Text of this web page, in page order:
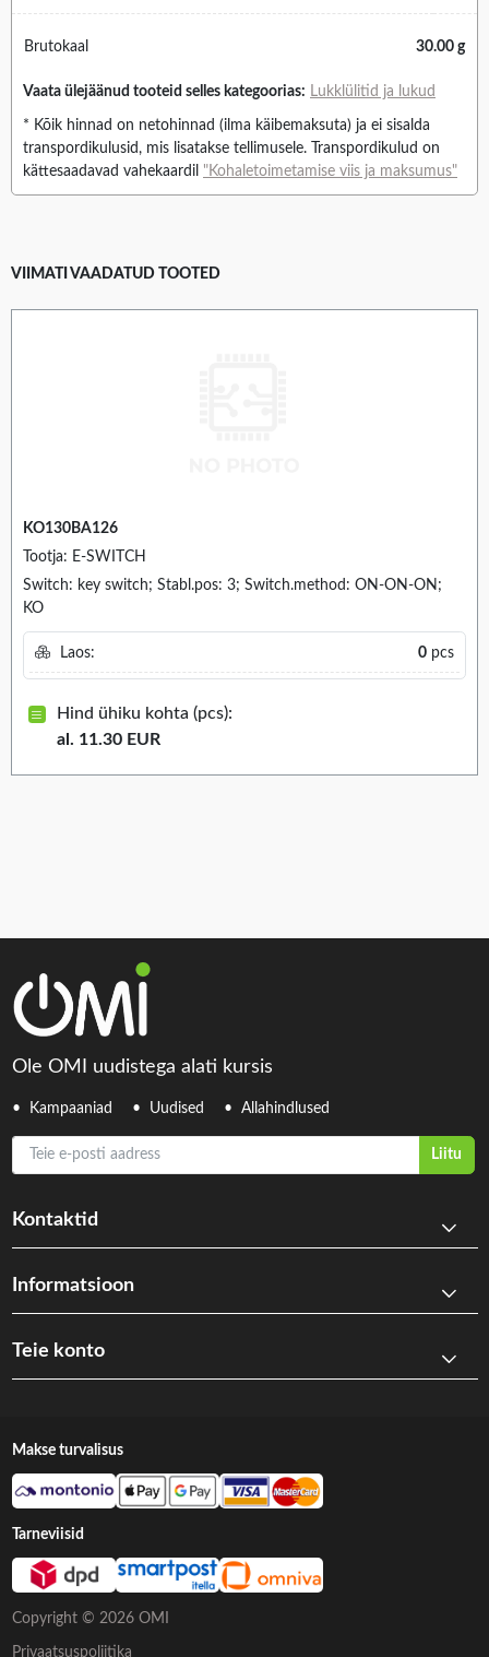
Brutokaal 30.00 g
Vaata ülejäänud tooteid selles kategoorias: Lukklülitid ja lukud
* Kõik hinnad on netohinnad (ilma käibemaksuta) ja ei sisalda
transpordikulusid, mis lisatakse tellimusele. Transpordikulud on
kättesaadavad vahekaardil "Kohaletoimetamise viis ja maksumus"
VIIMATI VAADATUD TOOTED
KO130BA126
Tootja: E-SWITCH
Switch: key switch; Stabl.pos: 3; Switch.method: ON-ON-ON;
KO
Laos: 0 pcs
Hind ühiku kohta (pcs):
al. 11.30 EUR
Ole OMI uudistega alati kursis
Kampaaniad Uudised Allahindlused
Teie e-posti aadress
Liitu
Kontaktid
Informatsioon
Teie konto
Copyright © 2026 OMI
Privaatsuspoliitika
Makse turvalisus
Tarneviisid